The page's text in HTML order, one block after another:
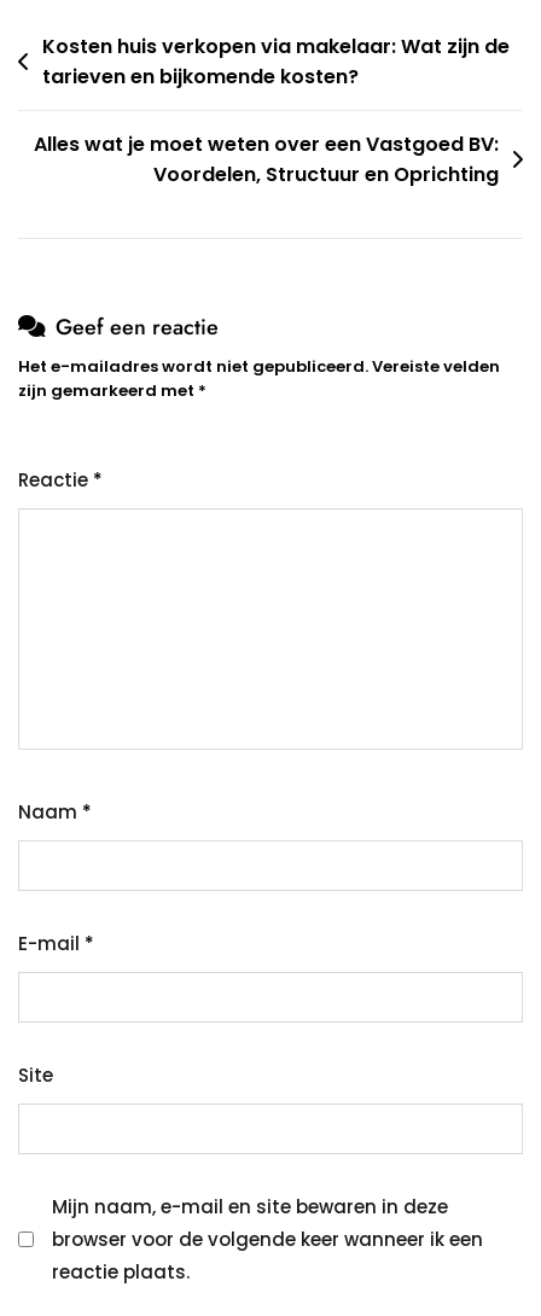
Berichtnavigatie
Kosten huis verkopen via makelaar: Wat zijn de
tarieven en bijkomende kosten?
Alles wat je moet weten over een Vastgoed BV:
Voordelen, Structuur en Oprichting
Geef een reactie
Het e-mailadres wordt niet gepubliceerd.Vereiste velden
zijn gemarkeerd met *
Reactie *
Naam *
E-mail *
Site
Mijn naam, e-mail en site bewaren in deze
browser voor de volgende keer wanneer ik een
reactie plaats.